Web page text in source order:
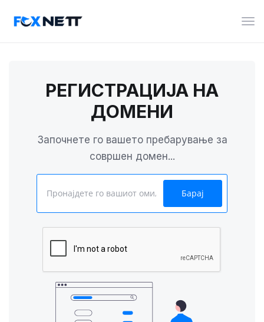
РЕГИСТРАЦИЈА НА
ДОМЕНИ
Започнете го вашето пребарување за
совршен домен...
Барај